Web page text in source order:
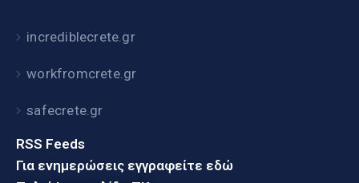
incrediblecrete.gr
workfromcrete.gr
safecrete.gr
RSS Feeds
Για ενημερώσεις εγγραφείτε εδώ